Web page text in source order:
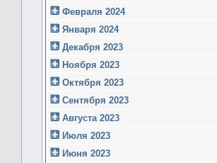
Февраля 2024
Января 2024
Декабря 2023
Ноября 2023
Октября 2023
Сентября 2023
Августа 2023
Июля 2023
Июня 2023